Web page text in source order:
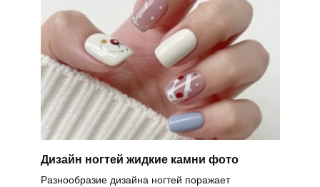
Дизайн ногтей жидкие камни фото
Разнообразие дизайна ногтей поражает